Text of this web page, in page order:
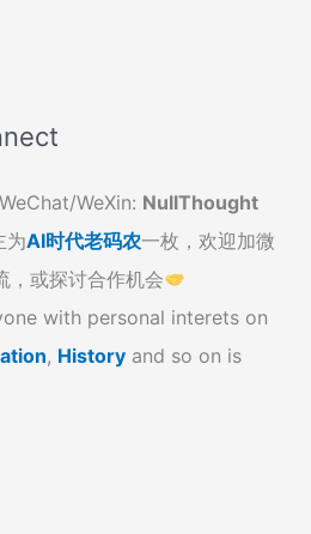
WeXin: NullThought
为AI时代老码农一枚，欢迎加微
，或探讨合作机会
with personal interets on
, History and so on is